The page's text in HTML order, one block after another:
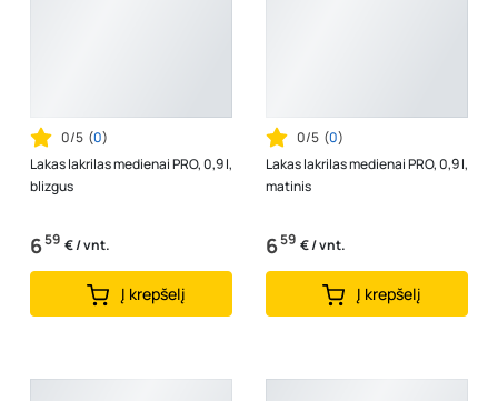
0/5 (0)
Lakas lakrilas medienai PRO, 0,9 l,
blizgus
659 € / vnt.
Į krepšelį
0/5 (0)
Lakas lakrilas medienai PRO, 0,9 l,
matinis
659 € / vnt.
Į krepšelį